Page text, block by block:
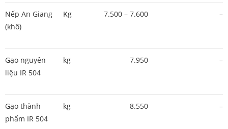
Nếp An Giang
(khô)
Kg 7.500 – 7.600 –
Gạo nguyên
liệu IR 504
kg 7.950 –
Gạo thành
phẩm IR 504
kg 8.550 –